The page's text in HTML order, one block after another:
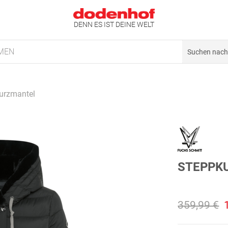
DENN ES IST DEINE WELT
359,99 €